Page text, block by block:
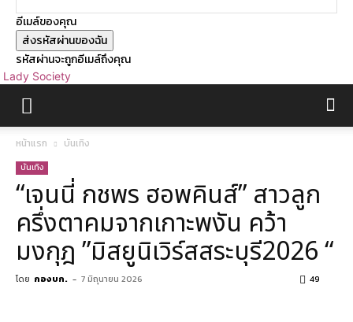
อีเมล์ของคุณ
รหัสผ่านจะถูกอีเมล์ถึงคุณ
Lady Society
หน้าแรก บันเทิง
บันเทิง
“เจนนี่​ กชพร​ ฮอพคินส์” สาวลูก
ครึ่งตาคมจากเกาะพงัน คว้า
มงกุฎ​ ​”มิสยูนิ​เวิร์ส​สระบุรี2026 “
โดย กองบก. - 7 มิถุนายน 2026 49